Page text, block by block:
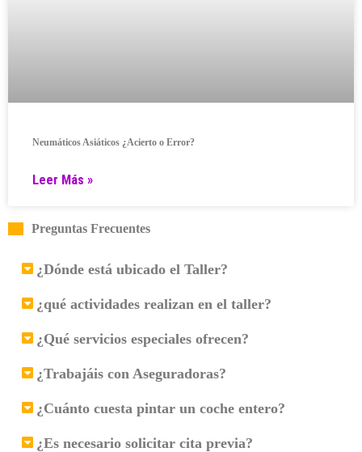
Neumáticos Asiáticos ¿Acierto o Error?
Leer Más »
Preguntas Frecuentes
¿Dónde está ubicado el Taller?
¿qué actividades realizan en el taller?
¿Qué servicios especiales ofrecen?
¿Trabajáis con Aseguradoras?
¿Cuánto cuesta pintar un coche entero?
¿Es necesario solicitar cita previa?